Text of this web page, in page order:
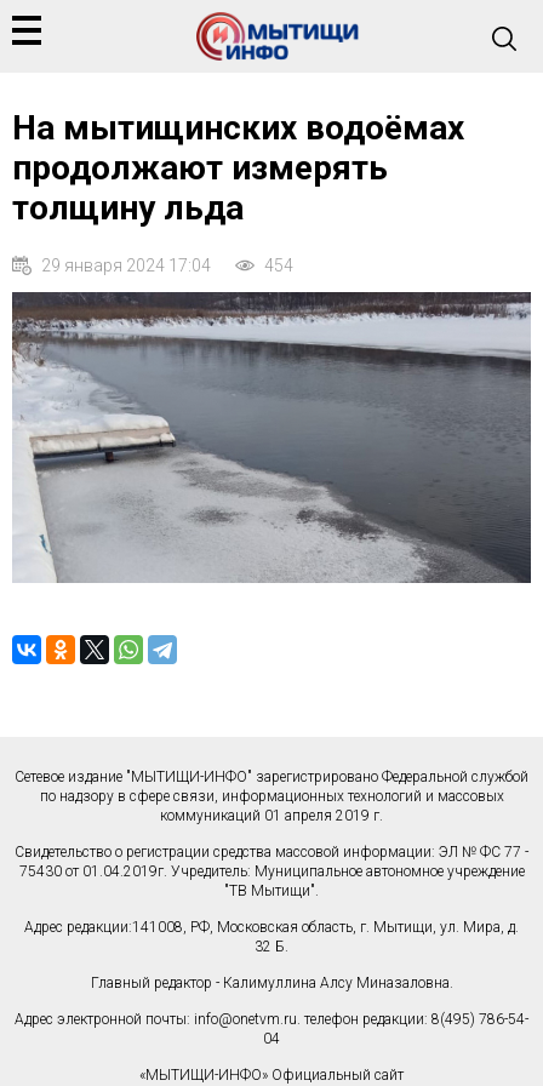
На мытищинских водоёмах
продолжают измерять
толщину льда
29 января 2024 17:04 454
Сетевое издание "МЫТИЩИ-ИНФО" зарегистрировано Федеральной службой
по надзору в сфере связи, информационных технологий и массовых
коммуникаций 01 апреля 2019 г.
Свидетельство о регистрации средства массовой информации: ЭЛ № ФС 77 -
75430 от 01.04.2019г. Учредитель: Муниципальное автономное учреждение
"ТВ Мытищи".
Адрес редакции:141008, РФ, Московская область, г. Мытищи, ул. Мира, д.
32 Б.
Главный редактор - Калимуллина Алсу Миназаловна.
Адрес электронной почты: info@onetvm.ru. телефон редакции: 8(495) 786-54-
04
«МЫТИЩИ-ИНФО» Официальный сайт